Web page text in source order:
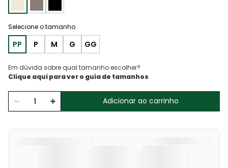
PP P M G GG
Em dúvida sobre qual tamanho escolher?
Adicionar ao carrinho